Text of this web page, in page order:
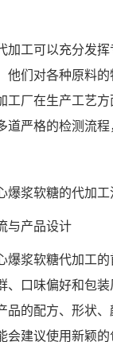
加工可以充分发
他们对各种原料
工厂在生产工艺
道严格的检测流程
爆浆软糖的代加工
与产品设计
爆浆软糖代加工
、口味偏好和包
品的配方、形状
会建议使用新颖